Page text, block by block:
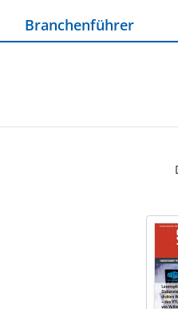
Branchenführer